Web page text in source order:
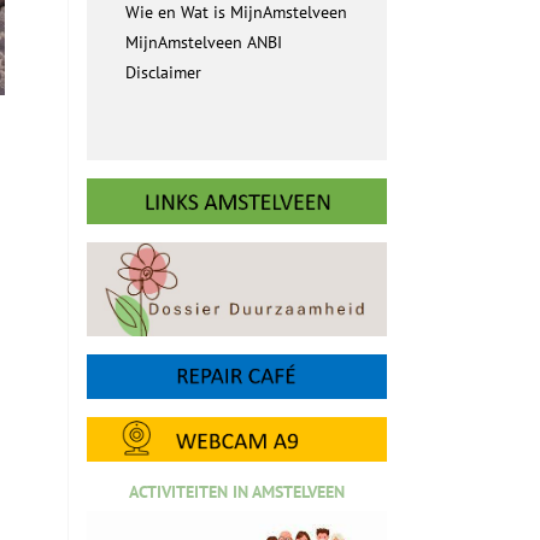
Wie en Wat is MijnAmstelveen
MijnAmstelveen ANBI
Disclaimer
ACTIVITEITEN IN AMSTELVEEN